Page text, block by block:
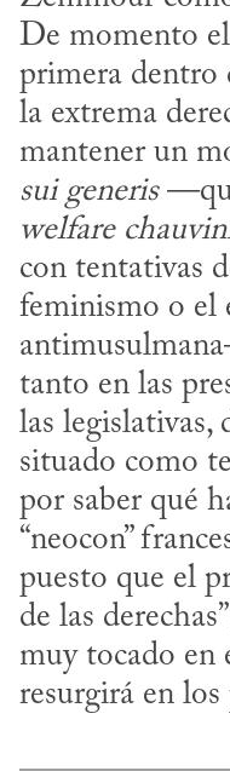
De momento
primera dentro
la extrema
sui generis
welfare
con tentativas
feminismo o el
tanto en las
las legislativas,
situado como
por saber qué
“neocon”
puesto que el
de las
muy tocado en
resurgirá en